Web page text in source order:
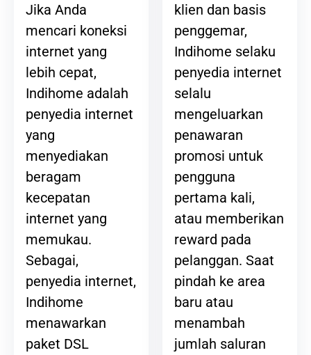
Jika Anda
mencari koneksi
internet yang
lebih cepat,
Indihome adalah
penyedia internet
yang
menyediakan
beragam
kecepatan
internet yang
memukau.
Sebagai,
penyedia internet,
Indihome
menawarkan
paket DSL
klien dan basis
penggemar,
Indihome selaku
penyedia internet
selalu
mengeluarkan
penawaran
promosi untuk
pengguna
pertama kali,
atau memberikan
reward pada
pelanggan. Saat
pindah ke area
baru atau
menambah
jumlah saluran